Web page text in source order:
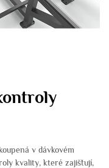
v dávkovém
kvality, které zajišťují,